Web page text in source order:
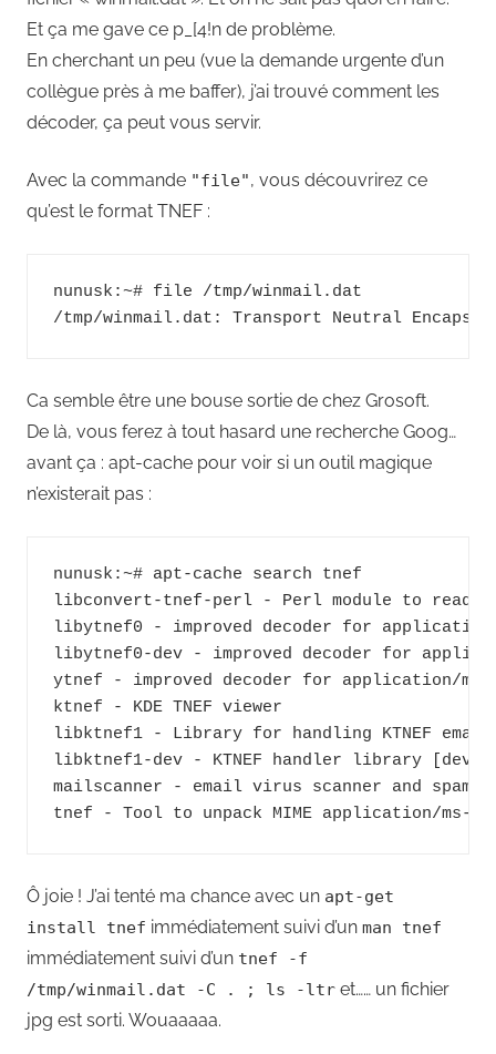
Et ça me gave ce p_[4!n de problème.
En cherchant un peu (vue la demande urgente d’un
collègue près à me baffer), j’ai trouvé comment les
décoder, ça peut vous servir.
Avec la commande "file", vous découvrirez ce
qu’est le format TNEF :
nunusk:~# file /tmp/winmail.dat
/tmp/winmail.dat: Transport Neutral
Ca semble être une bouse sortie de chez Grosoft.
De là, vous ferez à tout hasard une recherche Goog…
avant ça : apt-cache pour voir si un outil magique
n’existerait pas :
nunusk:~# apt-cache search tnef
libconvert-tnef-perl - Perl module to read
libytnef0 - improved decoder for application/
libytnef0-dev - improved decoder for
ytnef - improved decoder for application/ms-
ktnef - KDE TNEF viewer
libktnef1 - Library for handling KTNEF email
libktnef1-dev - KTNEF handler library
mailscanner - email virus scanner and spam
tnef - Tool to unpack MIME application/ms-
Ô joie ! J’ai tenté ma chance avec un apt-get
install tnef immédiatement suivi d’un man tnef
immédiatement suivi d’un tnef -f
/tmp/winmail.dat -C . ; ls -ltr et…… un fichier
jpg est sorti. Wouaaaaa.